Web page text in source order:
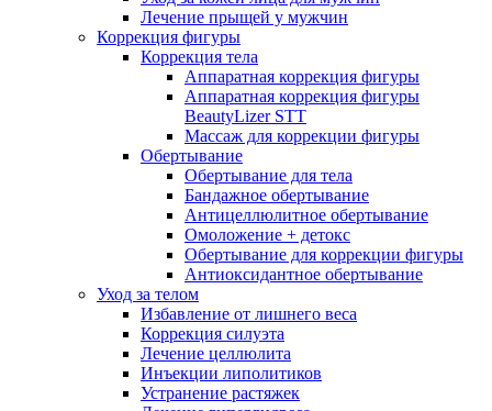
Лечение прыщей у мужчин
Коррекция фигуры
Коррекция тела
Аппаратная коррекция фигуры
Аппаратная коррекция фигуры
BeautyLizer STT
Массаж для коррекции фигуры
Обертывание
Обертывание для тела
Бандажное обертывание
Антицеллюлитное обертывание
Омоложение + детокс
Обертывание для коррекции фигуры
Антиоксидантное обертывание
Уход за телом
Избавление от лишнего веса
Коррекция силуэта
Лечение целлюлита
Инъекции липолитиков
Устранение растяжек